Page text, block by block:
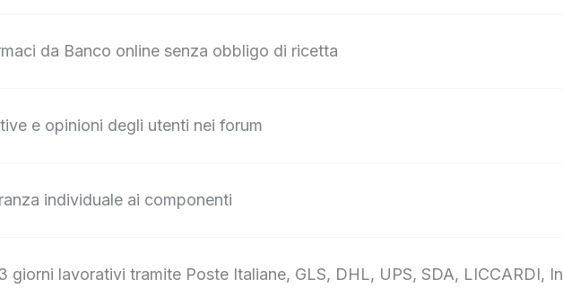
da Banco online senza obbligo di ricetta
e opinioni degli utenti nei forum
individuale ai componenti
giorni lavorativi tramite Poste Italiane, GLS, DHL, UPS, SDA, LICCARDI,